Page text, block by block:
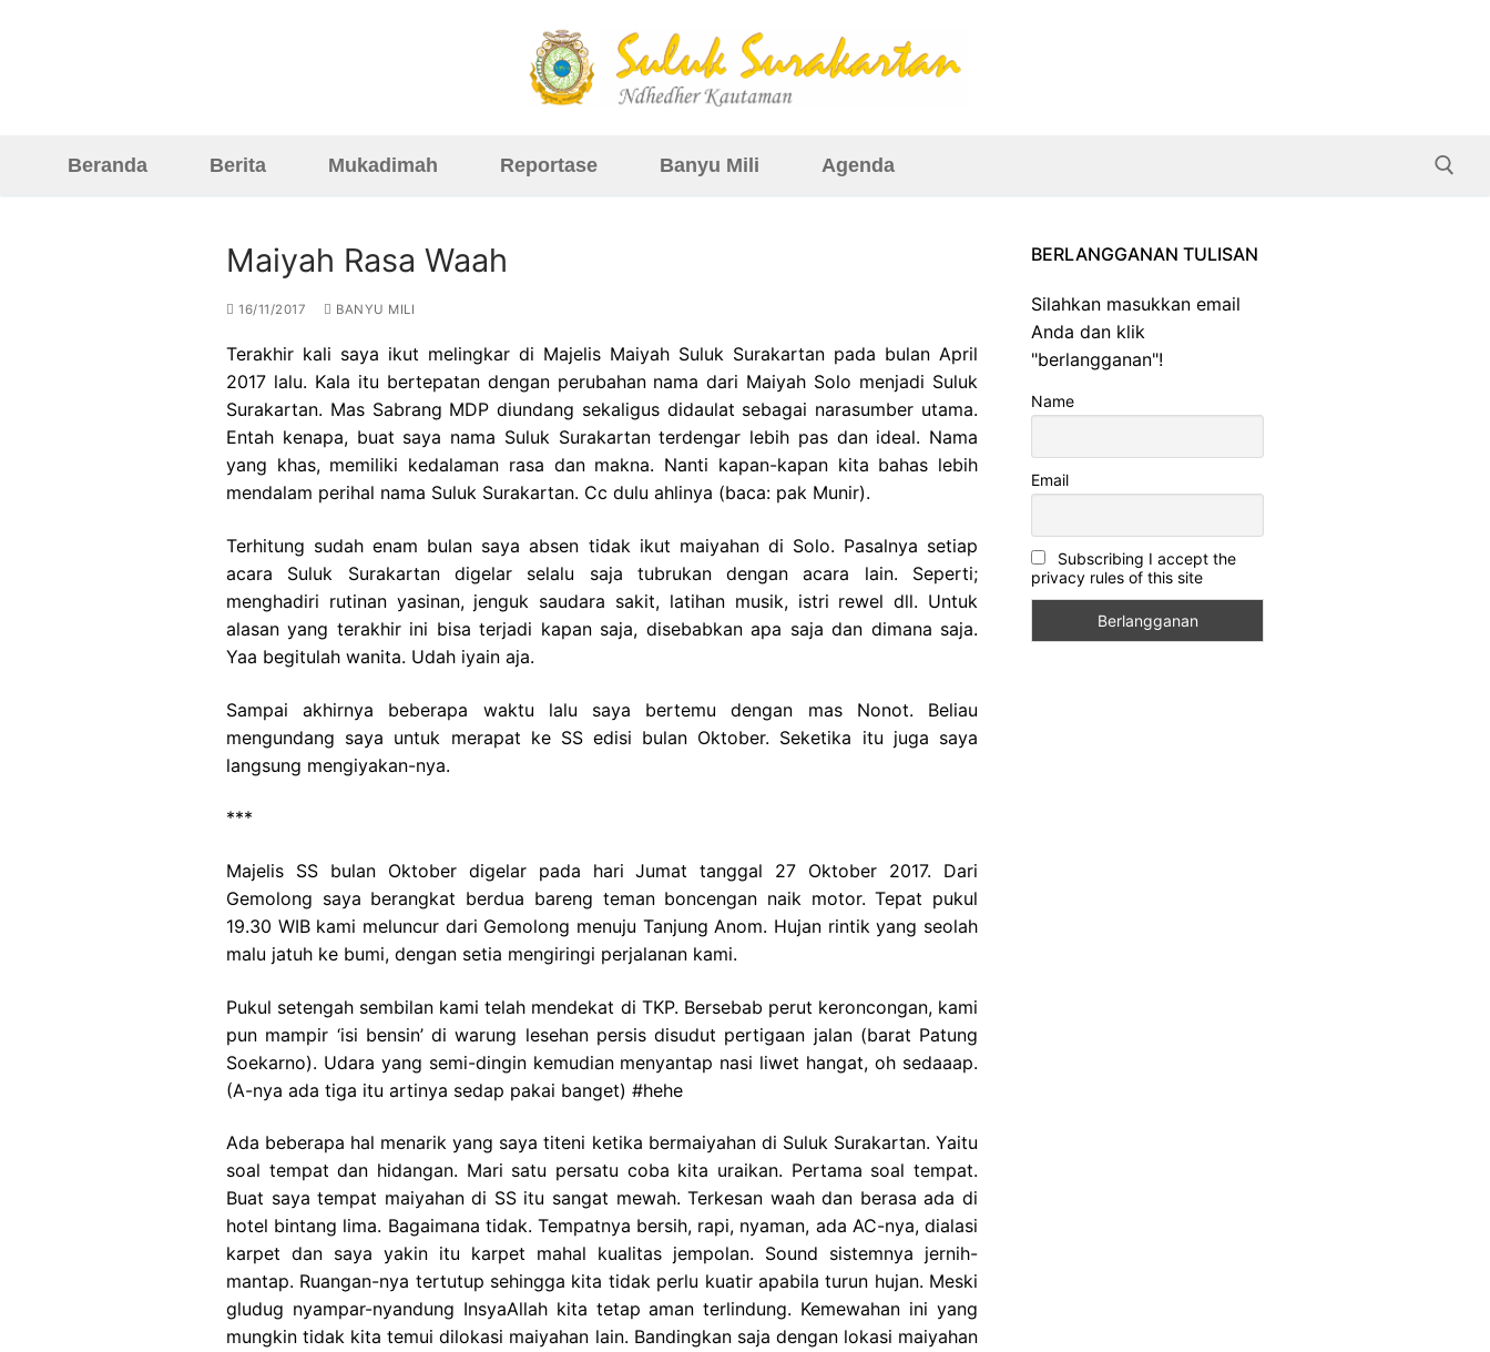
Beranda Berita Mukadimah Reportase Banyu Mili Agenda
Search for:
Berita
Mukadimah
Reportase
Agenda
Maiyah Rasa Waah
16/11/2017 BANYU MILI
Terakhir kali saya ikut melingkar di Majelis Maiyah Suluk Surakartan pada bulan April
2017 lalu. Kala itu bertepatan dengan perubahan nama dari Maiyah Solo menjadi Suluk
Surakartan. Mas Sabrang MDP diundang sekaligus didaulat sebagai narasumber utama.
Entah kenapa, buat saya nama Suluk Surakartan terdengar lebih pas dan ideal. Nama
yang khas, memiliki kedalaman rasa dan makna. Nanti kapan-kapan kita bahas lebih
mendalam perihal nama Suluk Surakartan. Cc dulu ahlinya (baca: pak Munir).
Terhitung sudah enam bulan saya absen tidak ikut maiyahan di Solo. Pasalnya setiap
acara Suluk Surakartan digelar selalu saja tubrukan dengan acara lain. Seperti;
menghadiri rutinan yasinan, jenguk saudara sakit, latihan musik, istri rewel dll. Untuk
alasan yang terakhir ini bisa terjadi kapan saja, disebabkan apa saja dan dimana saja.
Yaa begitulah wanita. Udah iyain aja.
Sampai akhirnya beberapa waktu lalu saya bertemu dengan mas Nonot. Beliau
mengundang saya untuk merapat ke SS edisi bulan Oktober. Seketika itu juga saya
langsung mengiyakan-nya.
***
Majelis SS bulan Oktober digelar pada hari Jumat tanggal 27 Oktober 2017. Dari
Gemolong saya berangkat berdua bareng teman boncengan naik motor. Tepat pukul
19.30 WIB kami meluncur dari Gemolong menuju Tanjung Anom. Hujan rintik yang seolah
malu jatuh ke bumi, dengan setia mengiringi perjalanan kami.
Pukul setengah sembilan kami telah mendekat di TKP. Bersebab perut keroncongan, kami
pun mampir ‘isi bensin’ di warung lesehan persis disudut pertigaan jalan (barat Patung
Soekarno). Udara yang semi-dingin kemudian menyantap nasi liwet hangat, oh sedaaap.
(A-nya ada tiga itu artinya sedap pakai banget) #hehe
Ada beberapa hal menarik yang saya titeni ketika bermaiyahan di Suluk Surakartan. Yaitu
soal tempat dan hidangan. Mari satu persatu coba kita uraikan. Pertama soal tempat.
Buat saya tempat maiyahan di SS itu sangat mewah. Terkesan waah dan berasa ada di
hotel bintang lima. Bagaimana tidak. Tempatnya bersih, rapi, nyaman, ada AC-nya, dialasi
karpet dan saya yakin itu karpet mahal kualitas jempolan. Sound sistemnya jernih-
mantap. Ruangan-nya tertutup sehingga kita tidak perlu kuatir apabila turun hujan. Meski
gludug nyampar-nyandung InsyaAllah kita tetap aman terlindung. Kemewahan ini yang
mungkin tidak kita temui dilokasi maiyahan lain. Bandingkan saja dengan lokasi maiyahan
BERLANGGANAN TULISAN
Silahkan masukkan email
Anda dan klik
"berlangganan"!
Name
Email
Subscribing I accept the
privacy rules of this site